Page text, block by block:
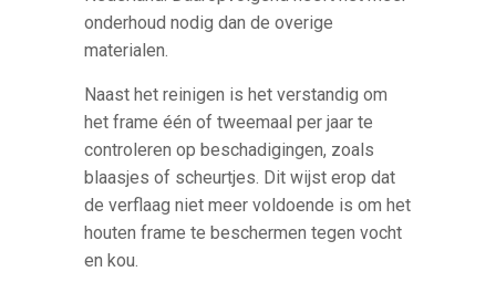
onderhoud nodig dan de overige
materialen.
Naast het reinigen is het verstandig om
het frame één of tweemaal per jaar te
controleren op beschadigingen, zoals
blaasjes of scheurtjes. Dit wijst erop dat
de verflaag niet meer voldoende is om het
houten frame te beschermen tegen vocht
en kou.